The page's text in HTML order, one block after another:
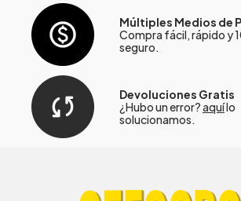
Múltiples Medios de
Compra fácil, rápido y
seguro.
Devoluciones Gratis
¿Hubo un error?aquílo
solucionamos.